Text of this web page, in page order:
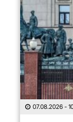
07.08.2026 -